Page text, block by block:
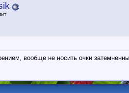
вообще не носить очки